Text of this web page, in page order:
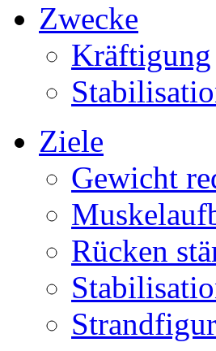
Zwecke
Kräftigung
Ziele
Gewicht
Rücken
Strandfigur